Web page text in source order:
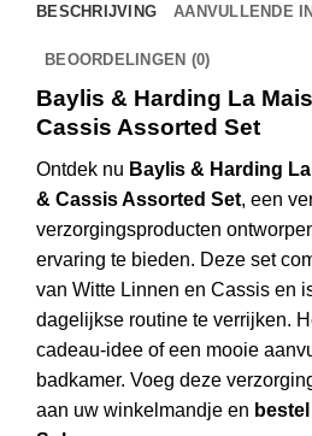
BESCHRIJVING AANVULLENDE
BEOORDELINGEN (0)
Baylis & Harding La
Cassis Assorted Set
Ontdek nu Baylis & Harding
& Cassis Assorted Set, een
verzorgingsproducten
ervaring te bieden. Deze set
van Witte Linnen en Cassis en
dagelijkse routine te verrijken.
cadeau-idee of een mooie
badkamer. Voeg deze
aan uw winkelmandje en